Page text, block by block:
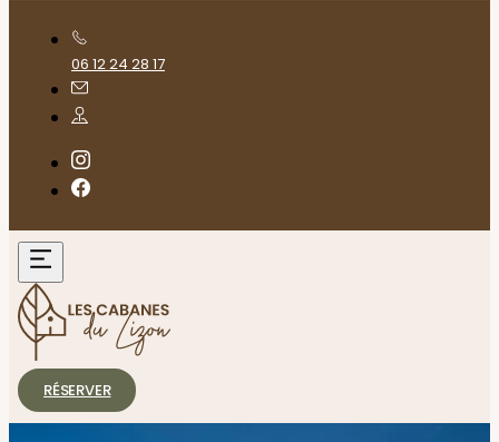
06 12 24 28 17
RÉSERVER